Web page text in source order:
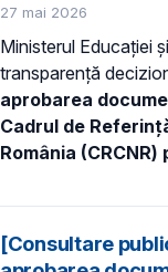
27 mai 2026
Ministerul Educației
transparență
aprobarea
Cadrul de
România
[Consultare